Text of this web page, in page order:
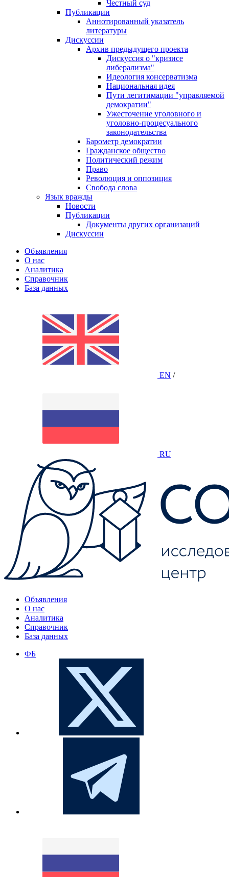
Честный суд
Публикации
Аннотированный указатель
литературы
Дискуссии
Архив предыдущего проекта
Дискуссия о "кризисе
либерализма"
Идеология консерватизма
Национальная идея
Пути легитимации "управляемой
демократии"
Ужесточение уголовного и
уголовно-процесуального
законодательства
Барометр демократии
Гражданское общество
Политический режим
Право
Революция и оппозиция
Свобода слова
Язык вражды
Новости
Публикации
Документы других организаций
Дискуссии
Объявления
О нас
Аналитика
Справочник
База данных
EN /
RU
Объявления
О нас
Аналитика
Справочник
База данных
ФБ